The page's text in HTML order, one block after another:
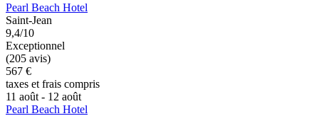
Pearl Beach Hotel
Saint-Jean
9,4/10
Exceptionnel
(205 avis)
567 €
taxes et frais compris
11 août - 12 août
Pearl Beach Hotel